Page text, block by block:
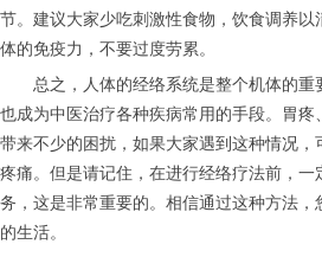
节。建议大家少吃刺激性食物，饮食调养
体的免疫力，不要过度劳累。
总之，人体的经络系统是整个机体的重
也成为中医治疗各种疾病常用的手段。胃疼
带来不少的困扰，如果大家遇到这种情况
疼痛。但是请记住，在进行经络疗法前，一
务，这是非常重要的。相信通过这种方法
的生活。